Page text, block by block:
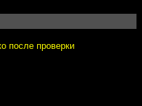
после проверки